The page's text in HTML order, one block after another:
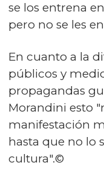
se los entrena
pero no se les
En cuanto a la
públicos y
propagandas
Morandini esto
manifestación
hasta que no lo
cultura".©